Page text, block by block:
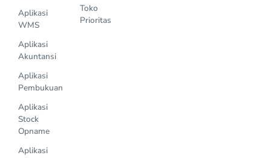
Aplikasi
WMS
Aplikasi
Akuntansi
Aplikasi
Pembukuan
Aplikasi
Stock
Opname
Aplikasi
Toko
Prioritas